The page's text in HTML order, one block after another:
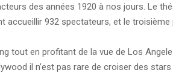
des années 1920 à nos jours. Le
accueillir 932 spectateurs, et le troisième
tout en profitant de la vue de Los
il n’est pas rare de croiser des